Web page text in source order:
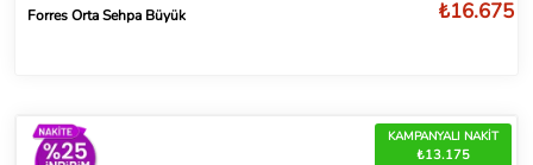
Forres Orta Sehpa Büyük ₺16.675
KAMPANYALI NAKİT
₺13.175